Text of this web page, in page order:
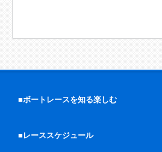
■ボートレースを知る楽しむ
■レーススケジュール